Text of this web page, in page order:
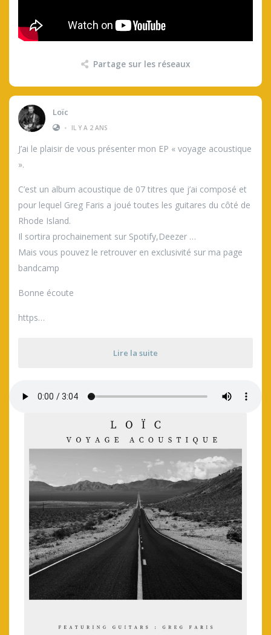
Partage sur les réseaux
Loïc
•
IL Y A 2 ANS
J’ai le plaisir de vous présenter mon EP « voyage acoustique
».
C’est un album acoustique de 07 titres que j’ai composé et
pour lequel Greg Faris a joué toutes les guitares du côté de
Rhode Island.
Il sortira prochainement sur Spotify,Deezer …
Mais vous pouvez le retrouver en exclusivité sur ma page
bandcamp
Bonne écoute
https…
Lire la suite